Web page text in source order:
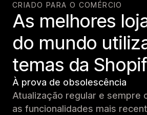
CRIADO PARA O COMÉRCIO
As melhores
do mundo
temas da
À prova de obsolescência
Atualização regular e sempre
as funcionalidades mais